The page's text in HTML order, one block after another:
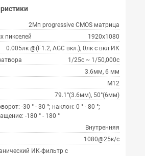
2Мп progressive CMOS матрица
пикселей
1920х1080
0.005лк @(F1.2, AGC вкл.), 0лк с вкл ИК
1/25с ~ 1/50,000с
3.6мм, 6 мм
М12
79.1°(3.6мм), 50°(6мм)
-30 ° - 30 °; наклон: 0 ° - 80 °;
-180 ° - 180 °
Внутренняя
1080@25к/с
ИК-фильтр с